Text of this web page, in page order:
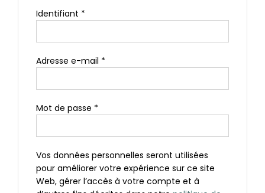
Identifiant *
Adresse e-mail *
Mot de passe *
Vos données personnelles seront utilisées
pour améliorer votre expérience sur ce site
Web, gérer l’accès à votre compte et à